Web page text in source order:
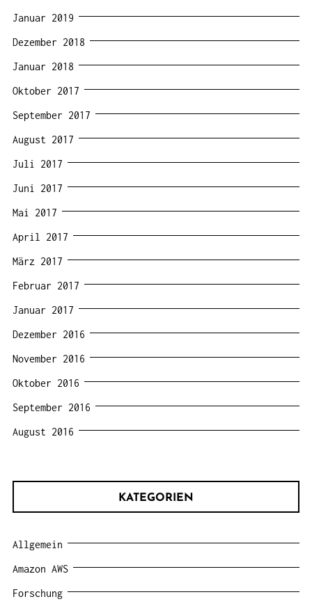
Januar 2019
Dezember 2018
Januar 2018
Oktober 2017
September 2017
August 2017
Juli 2017
Juni 2017
Mai 2017
April 2017
März 2017
Februar 2017
Januar 2017
Dezember 2016
November 2016
Oktober 2016
September 2016
August 2016
KATEGORIEN
Allgemein
Amazon AWS
Forschung